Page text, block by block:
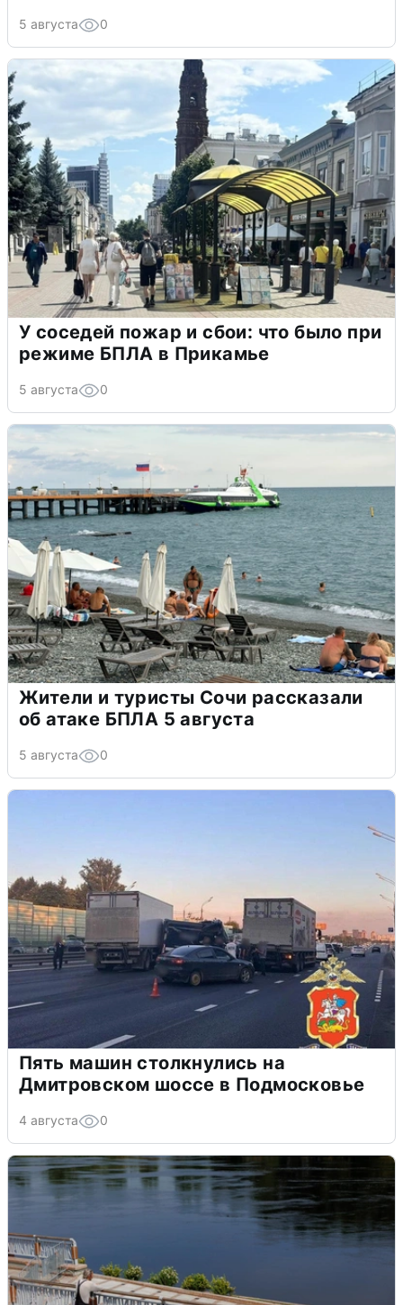
5 августа 0
У соседей пожар и сбои: что было при
режиме БПЛА в Прикамье
5 августа 0
Жители и туристы Сочи рассказали
об атаке БПЛА 5 августа
5 августа 0
Пять машин столкнулись на
Дмитровском шоссе в Подмосковье
4 августа 0